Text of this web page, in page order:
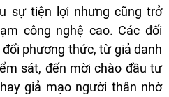
sự tiện lợi nhưng cũng trở
công nghệ cao. Các đối
phương thức, từ giả danh
sát, đến mời chào đầu tư
giả mạo người thân nhờ